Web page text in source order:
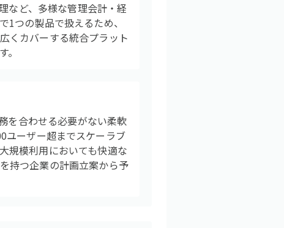
など、多様な管理会計・経
1つの製品で扱えるため、
くカバーする統合プラット
を合わせる必要がない柔軟
ユーザー超までスケーラブ
規模利用においても快適な
持つ企業の計画立案から予